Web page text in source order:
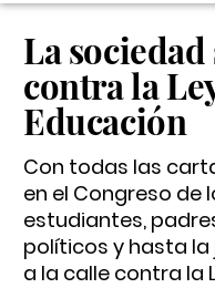
La
contra la
Educación
Con todas las
en el Congreso de
estudiantes,
políticos y hasta
a la calle contra la